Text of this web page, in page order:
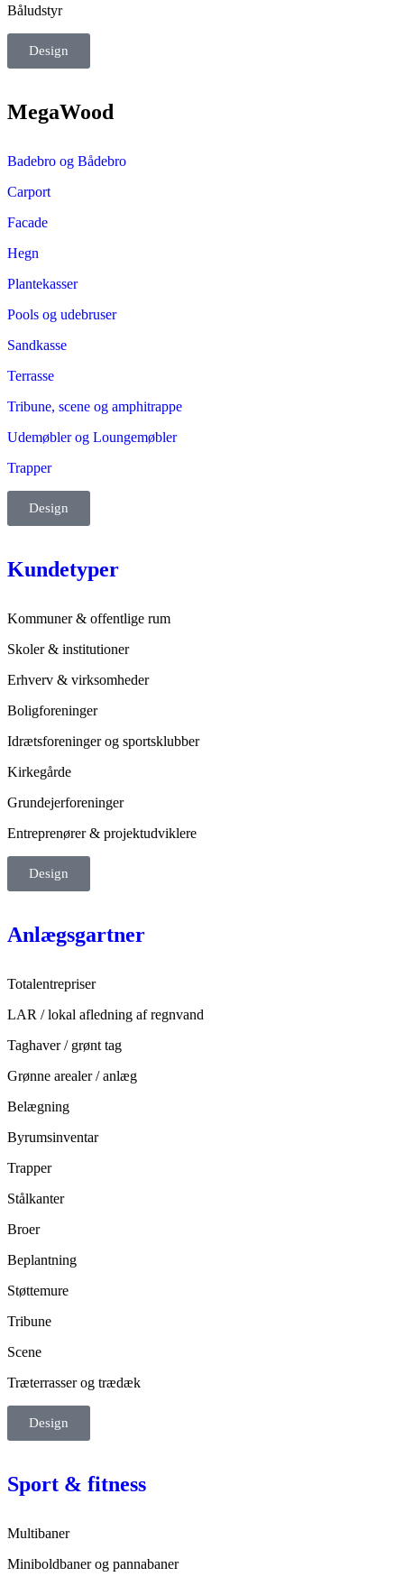
Båludstyr
Design
MegaWood
Badebro og Bådebro
Carport
Facade
Hegn
Plantekasser
Pools og udebruser
Sandkasse
Terrasse
Tribune, scene og amphitrappe
Udemøbler og Loungemøbler
Trapper
Design
Kundetyper
Kommuner & offentlige rum
Skoler & institutioner
Erhverv & virksomheder
Boligforeninger
Idrætsforeninger og sportsklubber
Kirkegårde
Grundejerforeninger
Entreprenører & projektudviklere
Design
Anlægsgartner
Totalentrepriser
LAR / lokal afledning af regnvand
Taghaver / grønt tag
Grønne arealer / anlæg
Belægning
Byrumsinventar
Trapper
Stålkanter
Broer
Beplantning
Støttemure
Tribune
Scene
Træterrasser og trædæk
Design
Sport & fitness
Multibaner
Miniboldbaner og pannabaner